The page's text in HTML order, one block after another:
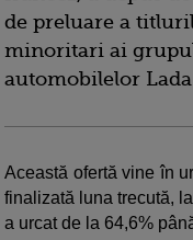
de preluare a
minoritari ai
automobilelor
Această ofertă vine în
finalizată luna trecută,
a urcat de la 64,6%